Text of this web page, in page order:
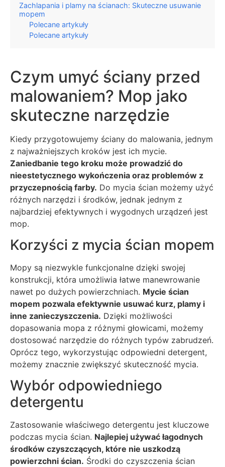
Zachlapania i plamy na ścianach: Skuteczne usuwanie
mopem
Polecane artykuły
Polecane artykuły
Czym umyć ściany przed
malowaniem? Mop jako
skuteczne narzędzie
Kiedy przygotowujemy ściany do malowania, jednym
z najważniejszych kroków jest ich mycie.
Zaniedbanie tego kroku może prowadzić do
nieestetycznego wykończenia oraz problemów z
przyczepnością farby. Do mycia ścian możemy użyć
różnych narzędzi i środków, jednak jednym z
najbardziej efektywnych i wygodnych urządzeń jest
mop.
Korzyści z mycia ścian mopem
Mopy są niezwykle funkcjonalne dzięki swojej
konstrukcji, która umożliwia łatwe manewrowanie
nawet po dużych powierzchniach. Mycie ścian
mopem pozwala efektywnie usuwać kurz, plamy i
inne zanieczyszczenia. Dzięki możliwości
dopasowania mopa z różnymi głowicami, możemy
dostosować narzędzie do różnych typów zabrudzeń.
Oprócz tego, wykorzystując odpowiedni detergent,
możemy znacznie zwiększyć skuteczność mycia.
Wybór odpowiedniego
detergentu
Zastosowanie właściwego detergentu jest kluczowe
podczas mycia ścian. Najlepiej używać łagodnych
środków czyszczących, które nie uszkodzą
powierzchni ścian. Środki do czyszczenia ścian